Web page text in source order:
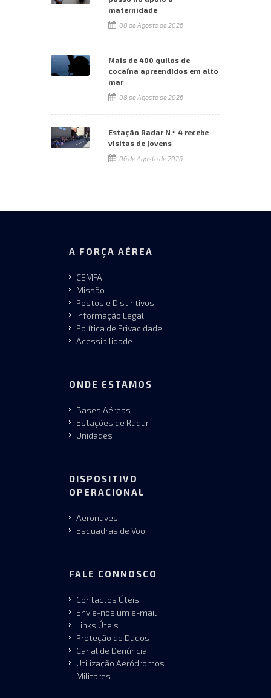
maternidade
08 de Agosto de 2026
Mais de 400 quilos de
cocaína apreendidos em alto
mar
08 de Agosto de 2026
Estação Radar N.º 4 recebe
visitas de jovens
06 de Agosto de 2026
A FORÇA AÉREA
CEMFA
Missão
Postos e Distintivos
Informação Legal
Política de Privacidade
Acessibilidade
ONDE ESTAMOS
Bases Aéreas
Estações de Radar
Unidades
DISPOSITIVO
OPERACIONAL
Aeronaves
Esquadras de Voo
FALE CONNOSCO
Contactos Úteis
Envie-nos um e-mail
Links Úteis
Proteção de Dados
Canal de Denúncia
Utilização Aeródromos
Militares